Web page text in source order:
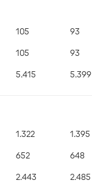
105
105
5.415
93
93
5.399
1.322
652
2.443
1.395
648
2.485